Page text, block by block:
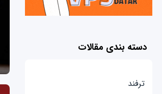
دسته بندی مقالات
ترفند